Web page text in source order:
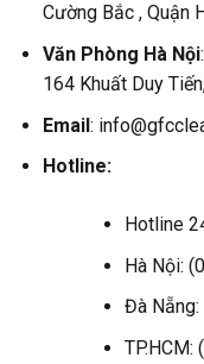
Cường Bắc , Quận
Văn Phòng Hà Nội
164 Khuất Duy
Email:
Hotline:
Hotline
Hà Nội:
Đà
TP.HCM: